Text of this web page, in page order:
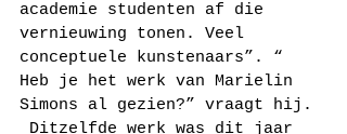
academie studenten af die
vernieuwing tonen. Veel
conceptuele kunstenaars”. “
Heb je het werk van Marielin
Simons al gezien?” vraagt hij.
Ditzelfde werk was dit jaar